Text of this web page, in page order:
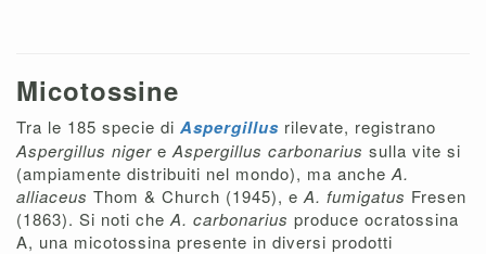
Micotossine
Tra le 185 specie di Aspergillus rilevate, registrano
Aspergillus niger eAspergillus carbonarius sulla vite si
(ampiamente distribuiti nel mondo), ma ancheA.
alliaceus Thom & Church (1945), eA. fumigatus Fresen
(1863). Si noti cheA. carbonarius produce ocratossina
A, una micotossina presente in diversi prodotti